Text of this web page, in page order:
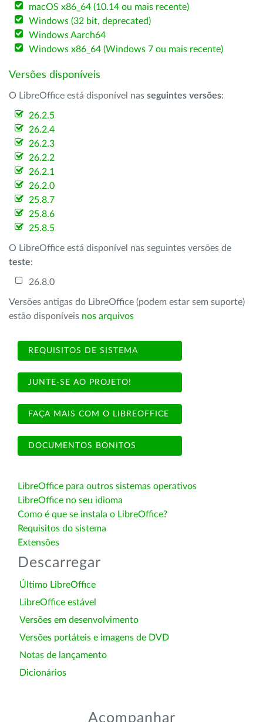
macOS x86_64 (10.14 ou mais recente)
Windows (32 bit, deprecated)
Windows Aarch64
Windows x86_64 (Windows 7 ou mais recente)
Versões disponíveis
O LibreOffice está disponível nas seguintes versões:
26.2.5
26.2.4
26.2.3
26.2.2
26.2.1
26.2.0
25.8.7
25.8.6
25.8.5
O LibreOffice está disponível nas seguintes versões de
teste:
26.8.0
Versões antigas do LibreOffice (podem estar sem suporte)
estão disponíveis nos arquivos
REQUISITOS DE SISTEMA
JUNTE-SE AO PROJETO!
FAÇA MAIS COM O LIBREOFFICE
DOCUMENTOS BONITOS
LibreOffice para outros sistemas operativos
LibreOffice no seu idioma
Como é que se instala o LibreOffice?
Requisitos do sistema
Extensões
Descarregar
Último LibreOffice
LibreOffice estável
Versões em desenvolvimento
Versões portáteis e imagens de DVD
Notas de lançamento
Dicionários
Acompanhar